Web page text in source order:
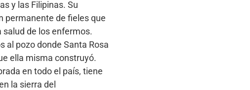
y las Filipinas. Su
permanente de fieles que
de los enfermos.
al pozo donde Santa Rosa
ella misma construyó.
en todo el país, tiene
la sierra del